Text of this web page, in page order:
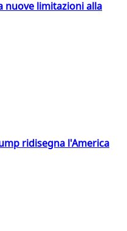
nuove limitazioni alla
ridisegna l'America